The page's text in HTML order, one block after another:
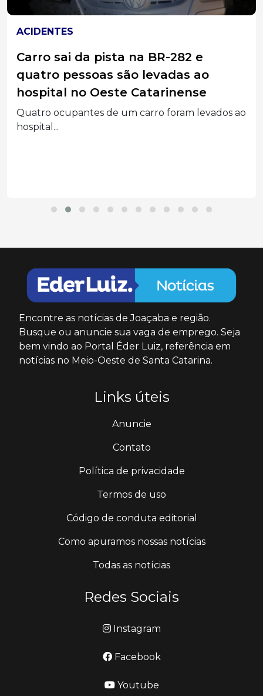
ACIDENTES
Carro sai da pista na BR-282 e
quatro pessoas são levadas ao
hospital no Oeste Catarinense
Quatro ocupantes de um carro foram levados ao
hospital...
Encontre as notícias de Joaçaba e região.
Busque ou anuncie sua vaga de emprego. Seja
bem vindo ao Portal Éder Luiz, referência em
notícias no Meio-Oeste de Santa Catarina.
Links úteis
Anuncie
Contato
Política de privacidade
Termos de uso
Código de conduta editorial
Como apuramos nossas notícias
Todas as notícias
Redes Sociais
Instagram
Facebook
Youtube